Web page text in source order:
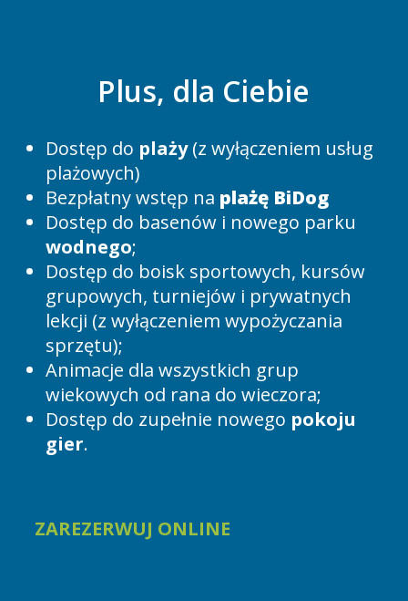
Plus, dla Ciebie
Dostęp do plaży(z wyłączeniem usług
plażowych)
Bezpłatny wstęp na plażę BiDog
Dostęp do basenów i nowego parku
wodnego;
Dostęp do boisk sportowych, kursów
grupowych, turniejów i prywatnych
lekcji (z wyłączeniem wypożyczania
sprzętu);
Animacje dla wszystkich grup
wiekowych od rana do wieczora;
Dostęp do zupełnie nowego pokoju
gier.
ZAREZERWUJ ONLINE